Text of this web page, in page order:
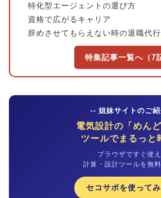
特化型エージェントの選び方
資格で広がるキャリア
辞めさせてもらえない時の退職代行
特集記事一覧へ（7
-- 姐妹サイトのご
電気設計の「めんど
ツールでまるっと
ブラウザですぐ使
計算・設計ツールを無
セコサポを使って